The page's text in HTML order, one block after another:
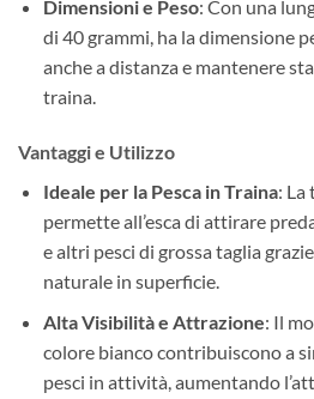
Dimensioni e Peso: Con una
di 40 grammi, ha la dimensione
anche a distanza e mantenere
traina.
Vantaggi e Utilizzo
Ideale per la Pesca in Traina: La
permette all’esca di attirare
e altri pesci di grossa taglia
naturale in superficie.
Alta Visibilità e Attrazione: Il
colore bianco contribuiscono a
pesci in attività, aumentando